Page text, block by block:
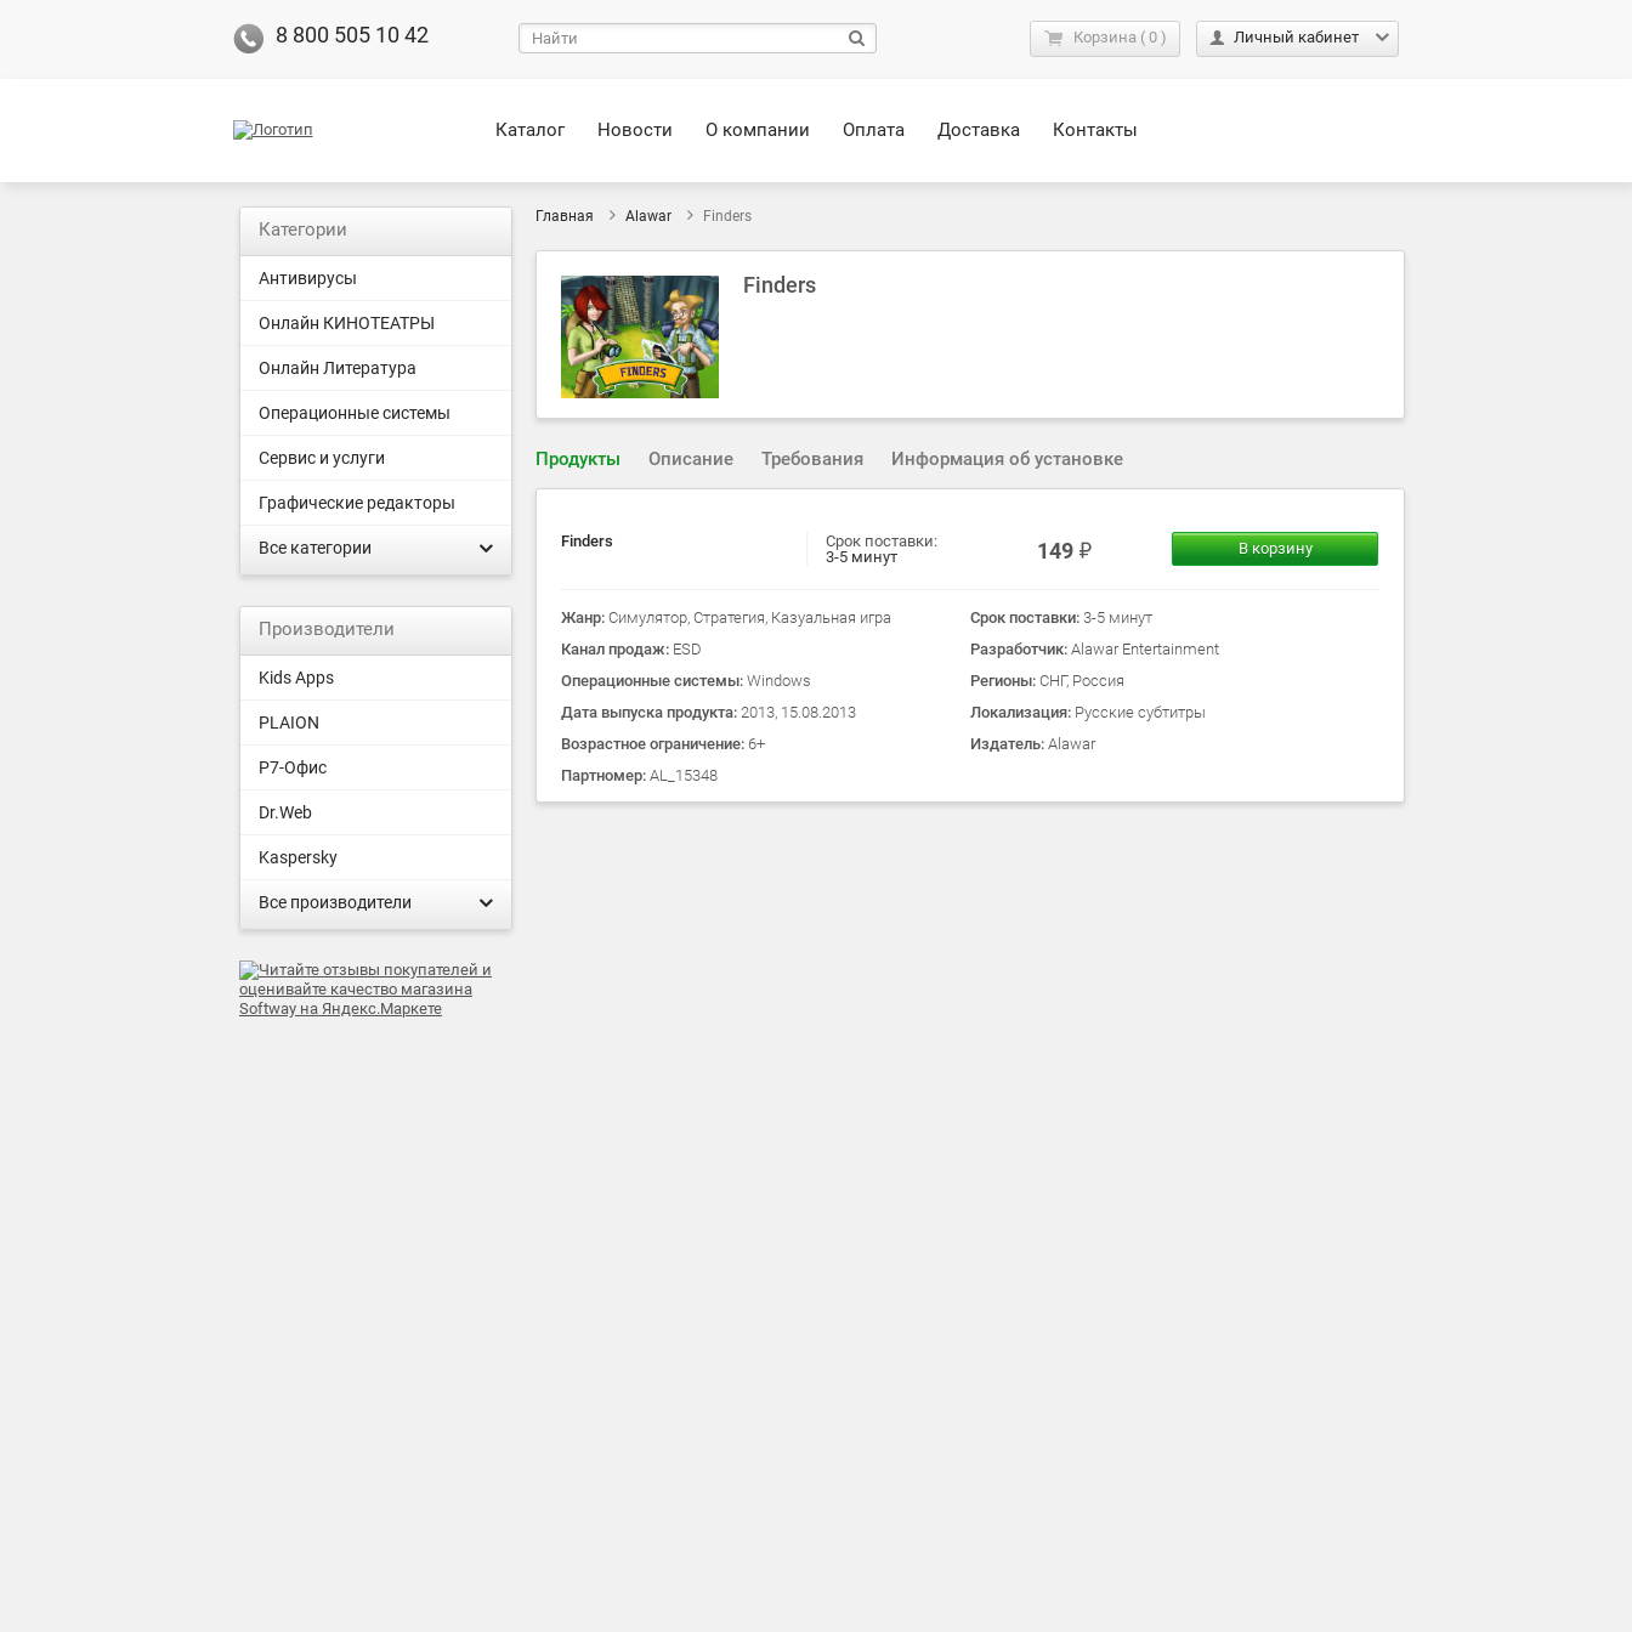
8 800 505 10 42 Корзина ( 0 ) Личный кабинет
Каталог Новости О компании Оплата Доставка Контакты
Главная Alawar Finders
Finders
Продукты Описание Требования Информация об установке
Finders
Срок поставки:
3-5 минут
149 В корзину
Жанр: Симулятор, Стратегия, Казуальная игра Срок поставки: 3-5 минут
Канал продаж: ESD Разработчик: Alawar Entertainment
Операционные системы: Windows Регионы: СНГ, Россия
Дата выпуска продукта: 2013, 15.08.2013 Локализация: Русские субтитры
Возрастное ограничение: 6+ Издатель: Alawar
Партномер: AL_15348
Категории
Антивирусы
Онлайн КИНОТЕАТРЫ
Онлайн Литература
Операционные системы
Сервис и услуги
Графические редакторы
Все категории
Производители
Kids Apps
PLAION
Р7-Офис
Dr.Web
Kaspersky
Все производители